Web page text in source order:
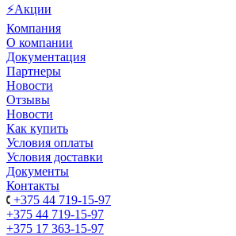
⚡Акции
Компания
О компании
Документация
Партнеры
Новости
Отзывы
Новости
Как купить
Условия оплаты
Условия доставки
Документы
Контакты
+375 44 719-15-97
+375 44 719-15-97
+375 17 363-15-97